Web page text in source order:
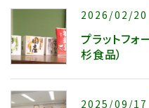
2026/02/20
プラットフ
杉食品）
2025/09/17